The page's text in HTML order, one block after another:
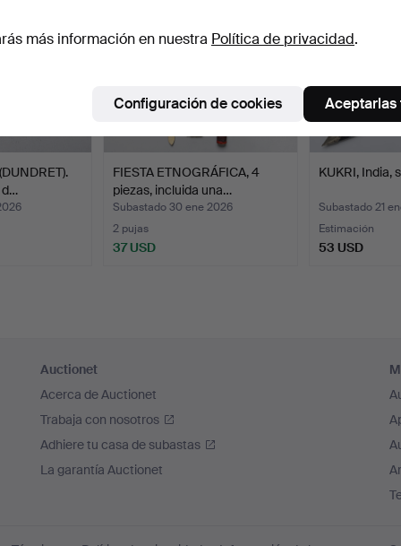
d…
FIESTA ETNOGRÁFICA, 4
piezas, incluida una…
Subastado 30 ene 2026
2 pujas
37 USD
KUKRI, India,
Subastado 21
Estimación
53 USD
Auctionet
Acerca de Auctionet
Trabaja con nosotros
Adhiere tu casa de subastas
La garantía Auctionet
más información en nuestra Política de privacidad.
Configuración de cookies Aceptarlas